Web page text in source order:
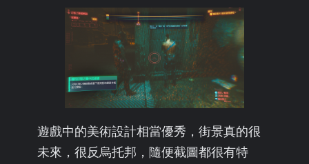
遊戲中的美術設計相當優秀，街景真的很
未來，很反烏托邦，隨便截圖都很有特